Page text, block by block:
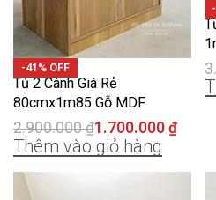
-41% OFF
Tủ 2 Cánh Giá Rẻ
80cmx1m85 Gỗ MDF
2.900.000₫1.700.000 ₫
Thêm vào giỏ hàng